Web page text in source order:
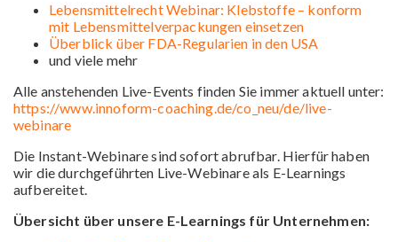
Lebensmittelrecht Webinar: Klebstoffe – konform
mit Lebensmittelverpackungen einsetzen
Überblick über FDA-Regularien in den USA
und viele mehr
Alle anstehenden Live-Events finden Sie immer aktuell unter:
https://www.innoform-coaching.de/co_neu/de/live-
webinare
Die Instant-Webinare sind sofort abrufbar. Hierfür haben
wir die durchgeführten Live-Webinare als E-Learnings
aufbereitet.
Übersicht über unsere E-Learnings für Unternehmen: